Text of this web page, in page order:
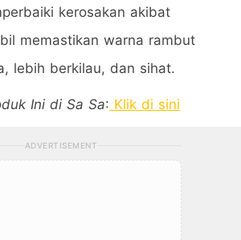
kerosakan akibat
memastikan warna rambut
lebih berkilau, dan sihat.
Ini di Sa Sa: Klik di sini
ADVERTISEMENT